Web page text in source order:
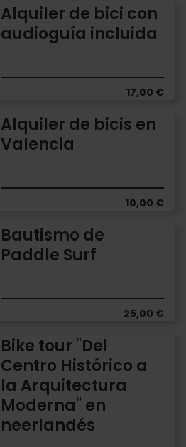
Alquiler de bici con
audioguía incluida
17,00 €
Alquiler de bicis en
Valencia
10,00 €
Bautismo de
Paddle Surf
25,00 €
Bike tour "Del
Centro Histórico a
la Arquitectura
Moderna" en
neerlandés